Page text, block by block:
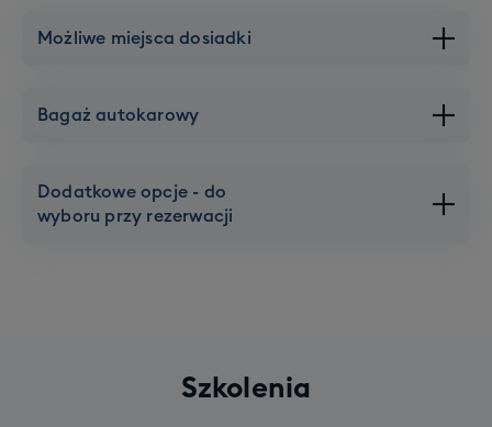
Możliwe miejsca dosiadki
Brak dopłat,Dojazd
Łódź
Brak dopłat,Dojazd
Dojazd gwarantowany:
Bagaż autokarowy
Bagaż podręczny
Może to być mały plecak, worek, torebka
Dodatkowe opcje - do
wyboru przy rezerwacji
podróży lub zwiększyć swój dopuszczalny
Szkolenia